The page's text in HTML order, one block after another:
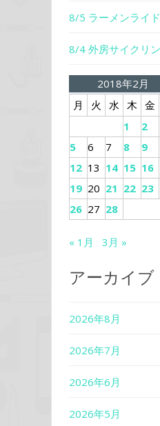
8/5 ラーメンライ
8/4 外房サイクリ
2018年2月
月
火 水 木 金
1
2
5
6 7 8 9
12 13 14 15 16
19 20 21 22 23
26 27 28
« 1月 3月 »
アーカイブ
2026年8月
2026年7月
2026年6月
2026年5月